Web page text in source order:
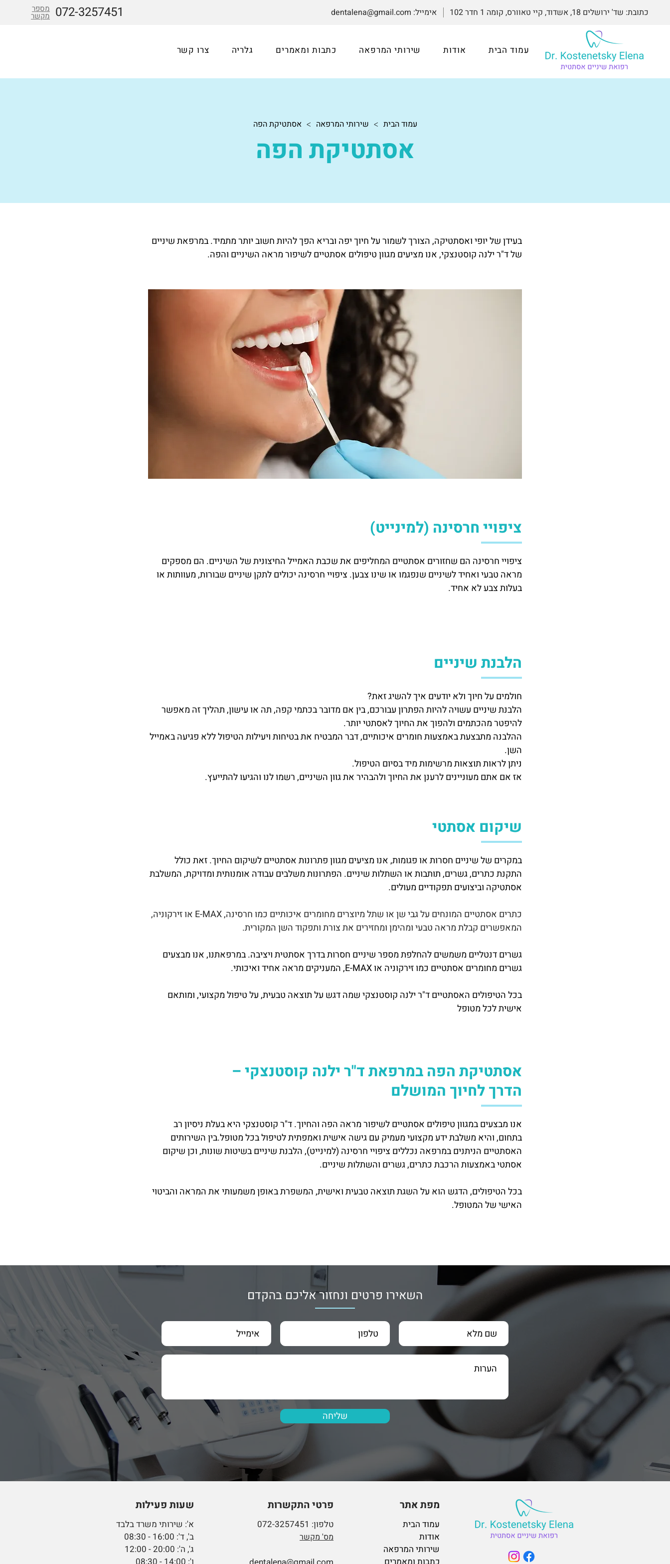
מספר
מקשר 072-3257451 אימייל: dentalena@gmail.com כתובת: שד' ירושלים 18, אשדוד, קיי טאוורס, קומה 1 חדר 102
עמוד הבית אודות שירותי המרפאה כתבות ומאמרים גלריה צרו קשר
עמוד הבית > שירותי המרפאה > אסתטיקת הפה
אסתטיקת הפה
בעידן של יופי ואסתטיקה, הצורך לשמור על חיוך יפה ובריא הפך להיות חשוב יותר מתמיד. במרפאת שיניים
של ד"ר ילנה קוסטנצקי, אנו מציעים מגוון טיפולים אסתטיים לשיפור מראה השיניים והפה.
ציפויי חרסינה (למינייט)
ציפויי חרסינה הם שחזורים אסתטיים המחליפים את שכבת האמייל החיצונית של השיניים. הם מספקים
מראה טבעי ואחיד לשיניים שנפגמו או שינו צבען. ציפויי חרסינה יכולים לתקן שיניים שבורות, מעוותות או
בעלות צבע לא אחיד.
הלבנת שיניים
חולמים על חיוך ולא יודעים איך להשיג זאת?
הלבנת שיניים עשויה להיות הפתרון עבורכם, בין אם מדובר בכתמי קפה, תה או עישון, תהליך זה מאפשר
להיפטר מהכתמים ולהפוך את החיוך לאסתטי יותר.
ההלבנה מתבצעת באמצעות חומרים איכותיים, דבר המבטיח את בטיחות ויעילות הטיפול ללא פגיעה באמייל
השן.
ניתן לראות תוצאות מרשימות מיד בסיום הטיפול.
אז אם אתם מעוניינים לרענן את החיוך ולהבהיר את גוון השיניים, רשמו לנו והגיעו להתייעץ.
שיקום אסתטי
במקרים של שיניים חסרות או פגומות, אנו מציעים מגוון פתרונות אסתטיים לשיקום החיוך. זאת כולל
התקנת כתרים, גשרים, תותבות או השתלות שיניים. הפתרונות משלבים עבודה אומנותית ומדויקת, המשלבת
אסתטיקה וביצועים תפקודיים מעולים.
כתרים אסתטיים המונחים על גבי שן או שתל מיוצרים מחומרים איכותיים כמו חרסינה, E-MAX או זירקוניה,
המאפשרים קבלת מראה טבעי ומהימן ומחזירים את צורת ותפקוד השן המקורית.
גשרים דנטליים משמשים להחלפת מספר שיניים חסרות בדרך אסתטית ויציבה. במרפאתנו, אנו מבצעים
גשרים מחומרים אסתטיים כמו זירקוניה או E-MAX, המעניקים מראה אחיד ואיכותי.
בכל הטיפולים האסתטיים ד"ר ילנה קוסטנצקי שמה דגש על תוצאה טבעית, על טיפול מקצועי, ומותאם
אישית לכל מטופל
אסתטיקת הפה במרפאת ד"ר ילנה קוסטנצקי –
הדרך לחיוך המושלם
אנו מבצעים במגוון טיפולים אסתטיים לשיפור מראה הפה והחיוך. ד"ר קוסטנצקי היא בעלת ניסיון רב
בתחום, והיא משלבת ידע מקצועי מעמיק עם גישה אישית ואמפתית לטיפול בכל מטופל.בין השירותים
האסתטיים הניתנים במרפאה נכללים ציפויי חרסינה (למינייט), הלבנת שיניים בשיטות שונות, וכן שיקום
אסתטי באמצעות הרכבת כתרים, גשרים והשתלות שיניים.
בכל הטיפולים, הדגש הוא על השגת תוצאה טבעית ואישית, המשפרת באופן משמעותי את המראה והביטוי
האישי של המטופל.
השאירו פרטים ונחזור אליכם בהקדם
שליחה
שעות פעילות
א': שירותי משרד בלבד
ב', ד': 16:00 - 08:30
ג', ה': 20:00 - 12:00
פרטי התקשרות
טלפון: 072-3257451
מס' מקשר
מפת אתר
עמוד הבית
אודות
שירותי המרפאה